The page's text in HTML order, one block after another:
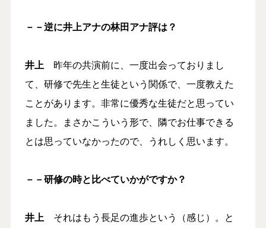
－－逆に井上アナの林田アナ評は？
井上昨年の共演前に、一度出会っておりまし
て、研修で先生と生徒という関係で、一度教えた
ことがあります。非常に優秀な生徒だと思ってい
ました。まさかこういう形で、隣でお仕事できる
とは思っていなかったので、うれしく思います。
－－研修の時と比べていかがですか？
井上それはもう長足の進歩という（感じ）。と